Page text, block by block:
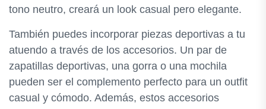
tono neutro, creará un look casual pero elegante.
También puedes incorporar piezas deportivas a tu
atuendo a través de los accesorios. Un par de
zapatillas deportivas, una gorra o una mochila
pueden ser el complemento perfecto para un outfit
casual y cómodo. Además, estos accesorios